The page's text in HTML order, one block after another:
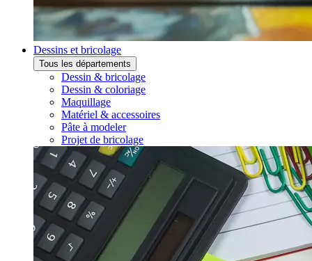
Dessins et bricolage
Tous les départements
Dessin & bricolage
Dessin & coloriage
Maquillage
Matériel & accessoires
Pâte à modeler
Projet de bricolage